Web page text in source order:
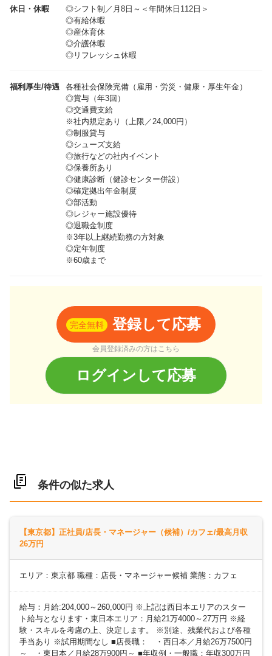
休日・休暇
◎シフト制／月8日～＜年間休日112日＞
◎有給休暇
◎産休育休
◎介護休暇
◎リフレッシュ休暇
福利厚生/待遇
各種社会保険完備（雇用・労災・健康・厚生年金）
◎賞与（年3回）
◎交通費支給
※社内規定あり（上限／24,000円）
◎制服貸与
◎シューズ支給
◎旅行などの社内イベント
◎保養所あり
◎健康診断（健診センター併設）
◎確定拠出年金制度
◎部活動
◎レジャー施設優待
◎退職金制度
※3年以上継続勤務の方対象
◎定年制度
※60歳まで
完全無料 登録して応募
会員登録済みの方はこちら
ログインして応募
条件の似た求人
【東京都】正社員/店長・マネージャー（候補）/カフェ/最高月収
26万円
エリア：東京都 職種：店長・マネージャー候補 業態：カフェ
給与：月給:204,000～260,000円 ※上記は西日本エリアのスター
ト給与となります・東日本エリア：月給21万4000～27万円 ※経
験・スキルを考慮の上、決定します。 ※別途、残業代および各種
手当あり ※試用期間なし ■店長職： ・西日本／月給26万7500円
～ ・東日本／月給28万900円～ ■年収例・一般職：年収300万円